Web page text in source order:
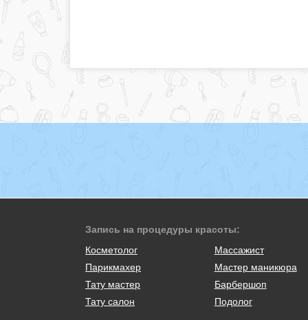
Запись на процедуры красоты:
Косметолог
Массажист
Парикмахер
Мастер маникюра
Тату мастер
Барбершоп
Тату салон
Подолог